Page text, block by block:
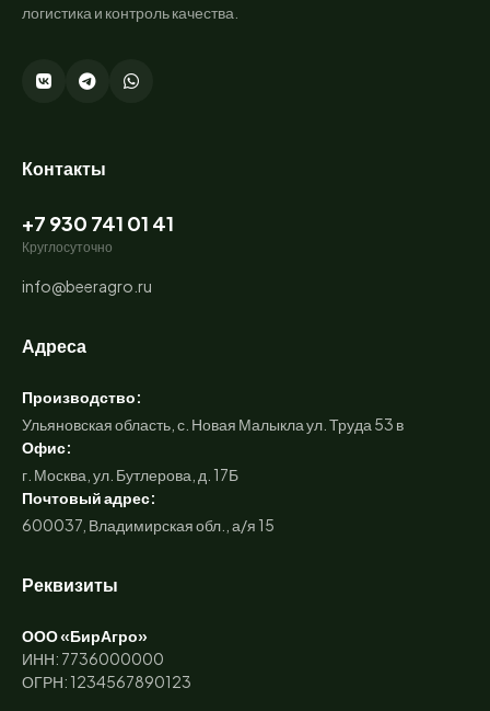
логистика и контроль качества.
Контакты
+7 930 741 01 41
Круглосуточно
info@beeragro.ru
Адреса
Производство:
Ульяновская область, с. Новая Малыкла ул. Труда 53 в
Офис:
г. Москва, ул. Бутлерова, д. 17Б
Почтовый адрес:
600037, Владимирская обл., а/я 15
Реквизиты
ООО «БирАгро»
ИНН: 7736000000
ОГРН: 1234567890123